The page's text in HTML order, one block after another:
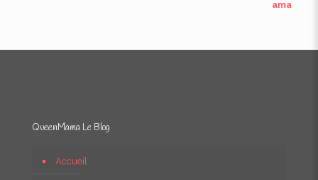
QueenMama Le Blog
Accueil